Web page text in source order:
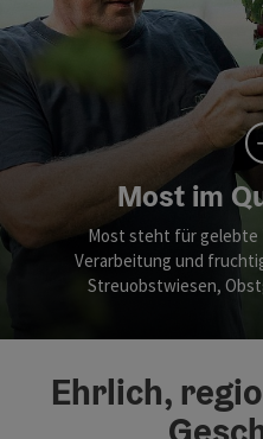
Most im
Most steht für gelebte
Verarbeitung und
Streuobstwiesen,
Ehrlich,